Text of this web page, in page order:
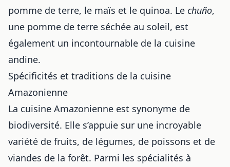
pomme de terre, le maïs et le quinoa. Le chuño,
une pomme de terre séchée au soleil, est
également un incontournable de la cuisine
andine.
Spécificités et traditions de la cuisine
Amazonienne
La cuisine Amazonienne est synonyme de
biodiversité. Elle s’appuie sur une incroyable
variété de fruits, de légumes, de poissons et de
viandes de la forêt. Parmi les spécialités à